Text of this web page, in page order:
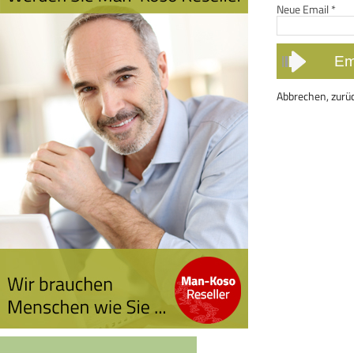
Neue Email*
Abbrechen,